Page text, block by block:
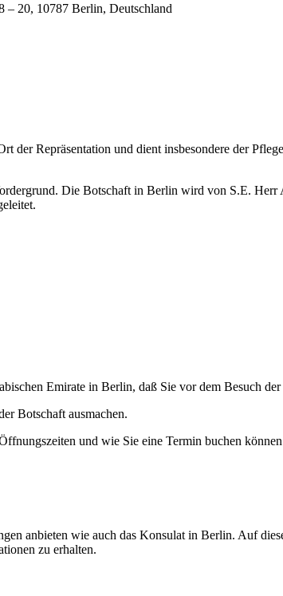
– 20, 10787 Berlin, Deutschland
der Repräsentation und dient insbesondere der
Die Botschaft in Berlin wird von S.E. Herr
Emirate in Berlin, daß Sie vor dem Besuch
Botschaft ausmachen.
und wie Sie eine Termin buchen
anbieten wie auch das Konsulat in Berlin. Auf
zu erhalten.